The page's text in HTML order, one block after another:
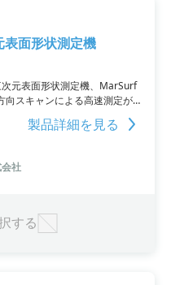
面形状測定機
元表面形状測定機、MarSurf
向スキャンによる高速測定が
ワークにも対応し、スキルに
、CLは高速ラインセンサを搭
積などの評価項目に対応して
定できます。
製品詳細を見る
社
する